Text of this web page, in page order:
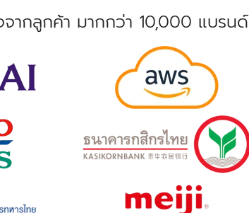
จากลูกค้า มากกว่า 10,000 แบรนด์